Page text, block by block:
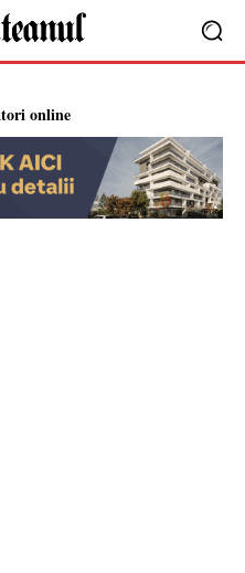
online